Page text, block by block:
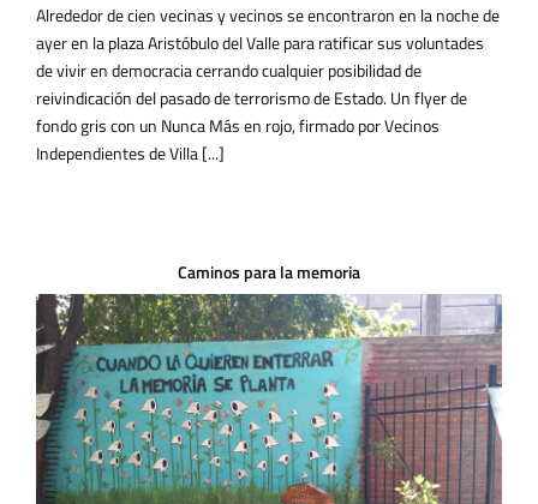
Alrededor de cien vecinas y vecinos se encontraron en la noche de
ayer en la plaza Aristóbulo del Valle para ratificar sus voluntades
de vivir en democracia cerrando cualquier posibilidad de
reivindicación del pasado de terrorismo de Estado. Un flyer de
fondo gris con un Nunca Más en rojo, firmado por Vecinos
Independientes de Villa [...]
Caminos para la memoria